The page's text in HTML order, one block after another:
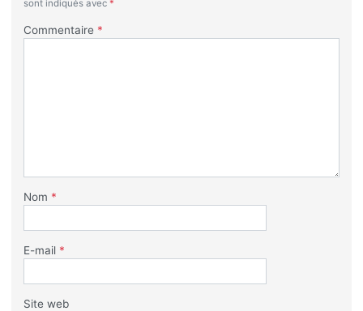
sont indiqués avec *
Commentaire *
Nom *
E-mail *
Site web